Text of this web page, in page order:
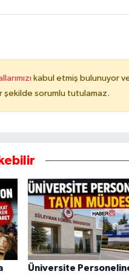
kabul etmiş bulunuyor
şekilde sorumlu tutulamaz.
Üniversite